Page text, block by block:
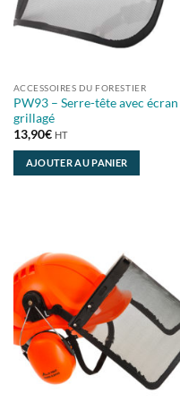
ACCESSOIRES DU FORESTIER
PW93 – Serre-tête avec écran
grillagé
13,90€ HT
AJOUTER AU PANIER